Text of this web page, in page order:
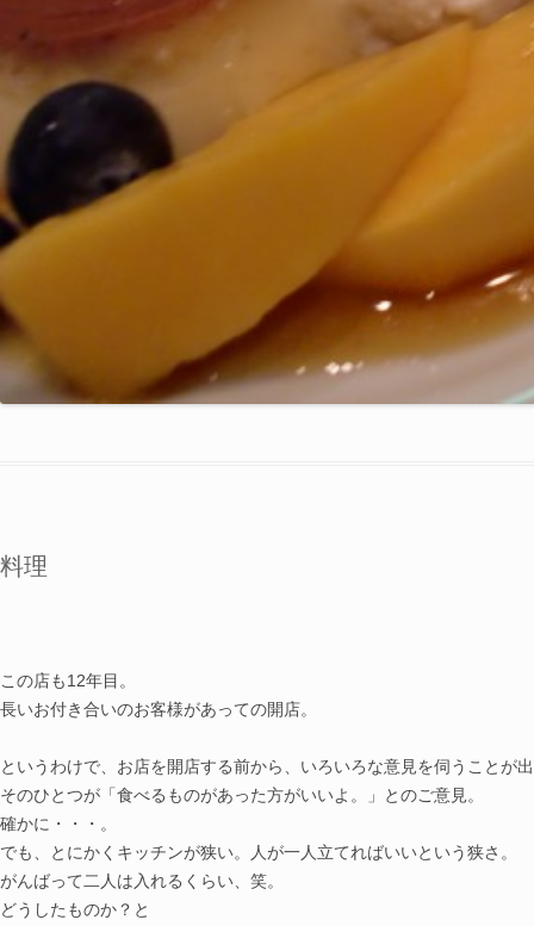
料理
この店も12年目。
長いお付き合いのお客様があっての開店。
というわけで、お店を開店する前から、いろいろな意見を伺うことが
そのひとつが「食べるものがあった方がいいよ。」とのご意見。
確かに・・・。
でも、とにかくキッチンが狭い。人が一人立てればいいという狭さ。
がんばって二人は入れるくらい、笑。
どうしたものか？と